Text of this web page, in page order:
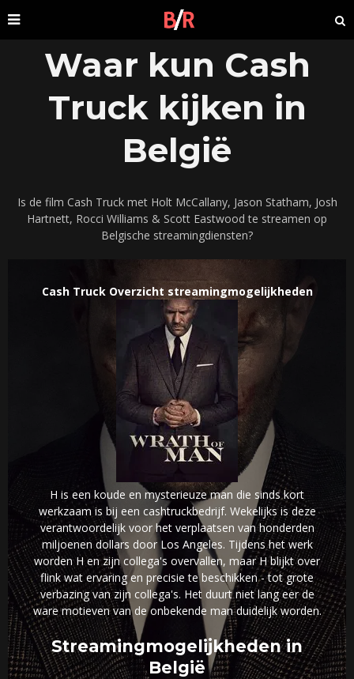
Waar kun Cash
Truck kijken in
België
Is de film Cash Truck met Holt McCallany, Jason Statham, Josh
Hartnett, Rocci Williams & Scott Eastwood te streamen op
Belgische streamingdiensten?
Cash Truck Overzicht streamingmogelijkheden
H is een koude en mysterieuze man die sinds kort
werkzaam is bij een cashtruckbedrijf. Wekelijks is deze
verantwoordelijk voor het verplaatsen van honderden
miljoenen dollars door Los Angeles. Tijdens het werk
worden H en zijn collega's overvallen, maar H blijkt over
flink wat ervaring en precisie te beschikken - tot grote
verbazing van zijn collega's. Het duurt niet lang eer de
ware motieven van de onbekende man duidelijk worden.
Streamingmogelijkheden in
België